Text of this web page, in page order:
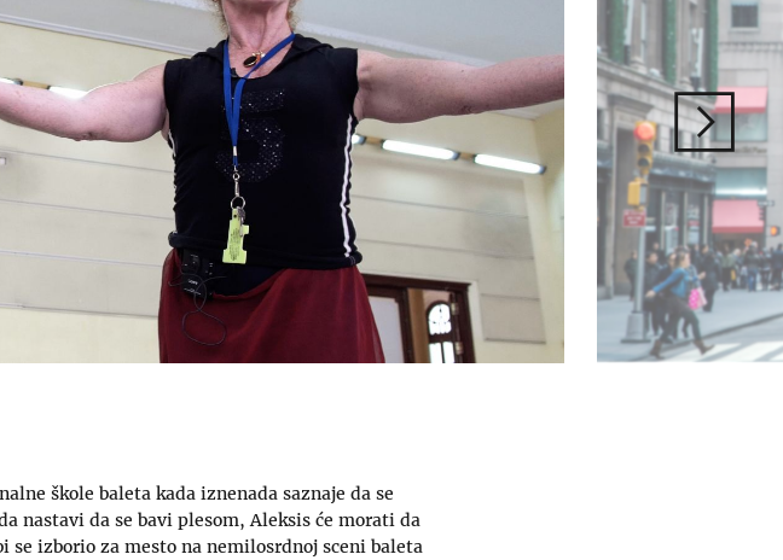
škole baleta kada iznenada saznaje da se
nastavi da se bavi plesom, Aleksis će morati da
izborio za mesto na nemilosrdnoj sceni baleta